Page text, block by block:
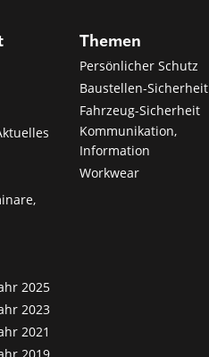
Themen
Persönlicher Schutz
Baustellen-Sicherheit
Fahrzeug-Sicherheit
Kommunikation,
Information
Workwear
2025
2023
2021